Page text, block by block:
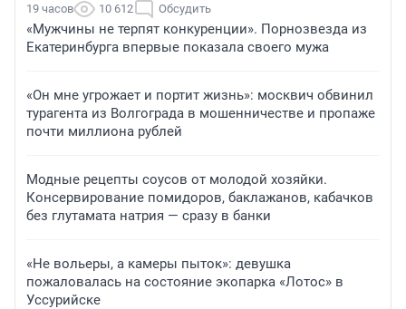
19 часов 10 612 Обсудить
«Мужчины не терпят конкуренции». Порнозвезда из
Екатеринбурга впервые показала своего мужа
«Он мне угрожает и портит жизнь»: москвич обвинил
турагента из Волгограда в мошенничестве и пропаже
почти миллиона рублей
Модные рецепты соусов от молодой хозяйки.
Консервирование помидоров, баклажанов, кабачков
без глутамата натрия — сразу в банки
«Не вольеры, а камеры пыток»: девушка
пожаловалась на состояние экопарка «Лотос» в
Уссурийске